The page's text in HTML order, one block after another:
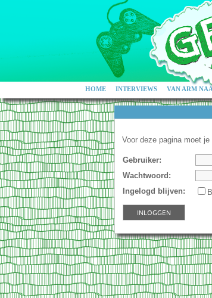
HOME INTERVIEWS VAN ARM
Voor deze pagina moet
Gebruiker:
Wachtwoord:
Ingelogd blijven: